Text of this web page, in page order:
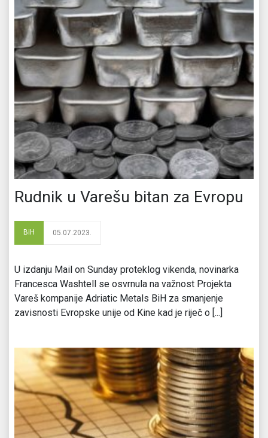
Rudnik u Varešu bitan za Evropu
BiH 05.07.2023.
U izdanju Mail on Sunday proteklog vikenda, novinarka
Francesca Washtell se osvrnula na važnost Projekta
Vareš kompanije Adriatic Metals BiH za smanjenje
zavisnosti Evropske unije od Kine kad je riječ o [...]